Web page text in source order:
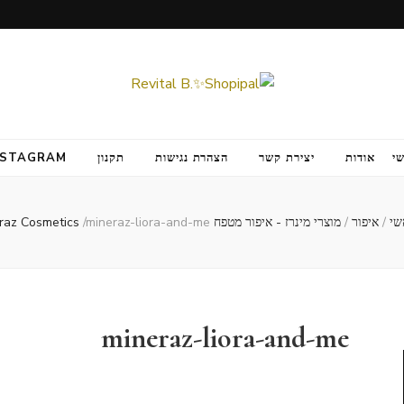
אודות יצירת קשר הצהרת נגישות תקנון
/ איפור / מוצרי מינרז - איפור מטפח Mineraz Cosmetics /mineraz-liora-and-me
mineraz-liora-and-me